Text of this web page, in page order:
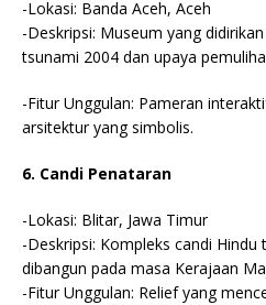
-Lokasi: Banda Aceh, Aceh
-Deskripsi: Museum yang
tsunami 2004 dan upaya
-Fitur Unggulan: Pameran
arsitektur yang simbolis.
6. Candi Penataran
-Lokasi: Blitar, Jawa Timur
-Deskripsi: Kompleks candi Hindu
dibangun pada masa Kerajaan
-Fitur Unggulan: Relief yang